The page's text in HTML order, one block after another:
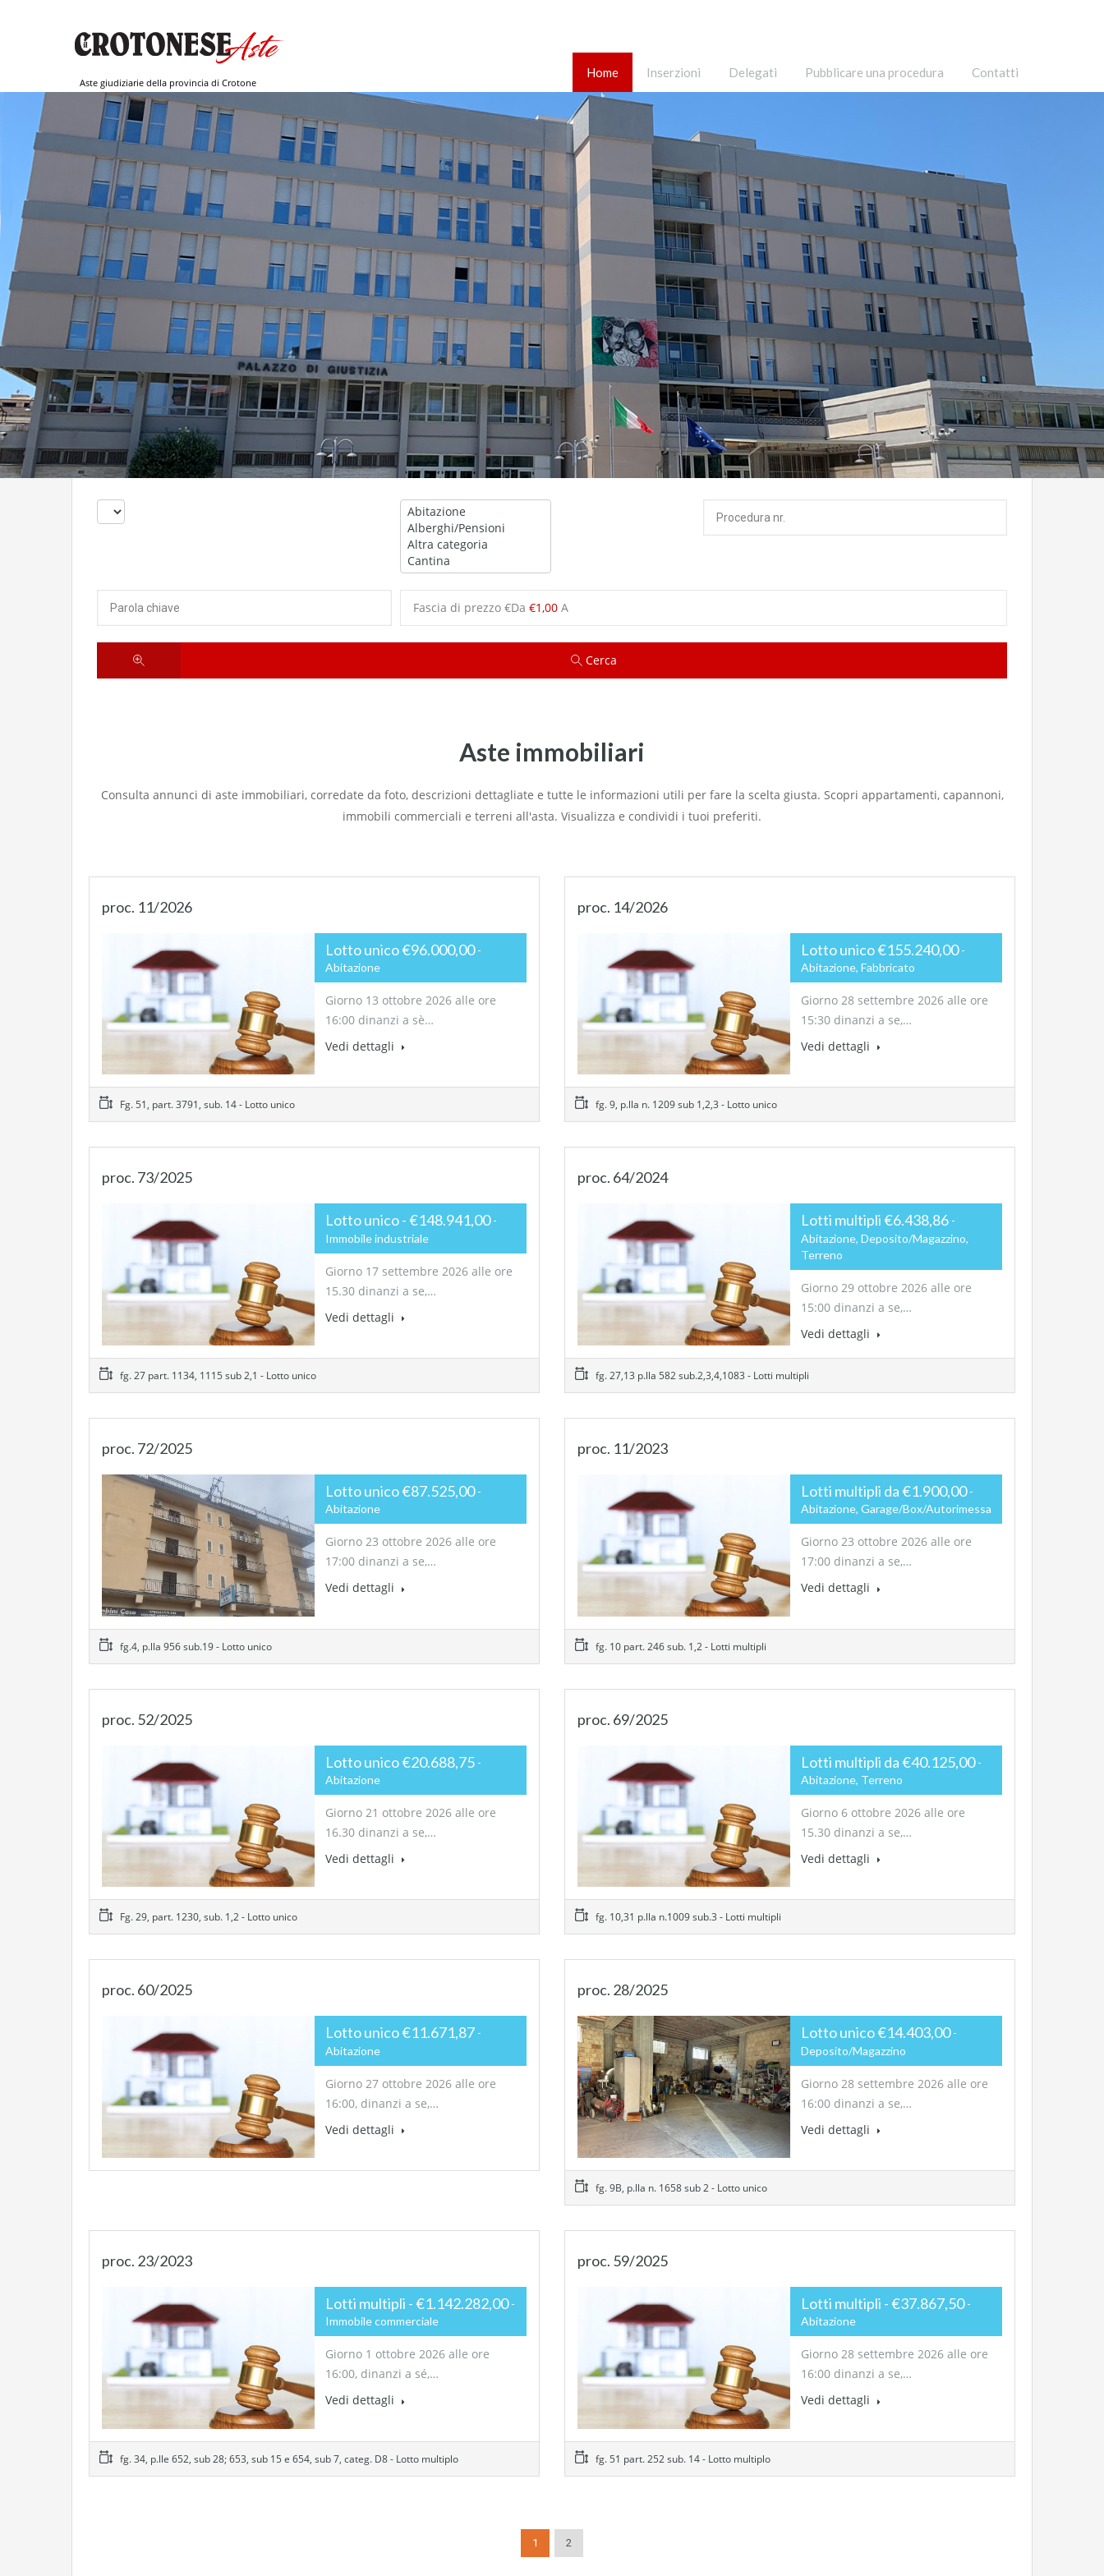
Aste giudiziarie della provincia di Crotone
Home Inserzioni Delegati Pubblicare una procedura Contatti
Fascia di prezzo €Da €1,00A
Cerca
Aste immobiliari
Consulta annunci di aste immobiliari, corredate da foto, descrizioni dettagliate e tutte le informazioni utili per fare la scelta giusta. Scopri appartamenti, capannoni,
immobili commerciali e terreni all'asta. Visualizza e condividi i tuoi preferiti.
proc. 11/2026
Lotto unico €96.000,00
Abitazione
Giorno 13 ottobre 2026 alle ore
16:00 dinanzi a sè…
Vedi dettagli
Fg. 51, part. 3791, sub. 14 - Lotto unico
proc. 14/2026
Lotto unico €155.240,00
Abitazione, Fabbricato
Giorno 28 settembre 2026 alle ore
15:30 dinanzi a se,…
Vedi dettagli
fg. 9, p.lla n. 1209 sub 1,2,3 - Lotto unico
proc. 73/2025
Lotto unico - €148.941,00
Immobile industriale
Giorno 17 settembre 2026 alle ore
15.30 dinanzi a se,…
Vedi dettagli
fg. 27 part. 1134, 1115 sub 2,1 - Lotto unico
proc. 64/2024
Lotti multipli €6.438,86
Abitazione, Deposito/Magazzino,
Terreno
Giorno 29 ottobre 2026 alle ore
15:00 dinanzi a se,…
Vedi dettagli
fg. 27,13 p.lla 582 sub.2,3,4,1083 - Lotti multipli
proc. 72/2025
Lotto unico €87.525,00
Abitazione
Giorno 23 ottobre 2026 alle ore
17:00 dinanzi a se,…
Vedi dettagli
fg.4, p.lla 956 sub.19 - Lotto unico
proc. 11/2023
Lotti multipli da €1.900,00
Abitazione, Garage/Box/Autorimessa
Giorno 23 ottobre 2026 alle ore
17:00 dinanzi a se,…
Vedi dettagli
fg. 10 part. 246 sub. 1,2 - Lotti multipli
proc. 52/2025
Lotto unico €20.688,75
Abitazione
Giorno 21 ottobre 2026 alle ore
16.30 dinanzi a se,…
Vedi dettagli
Fg. 29, part. 1230, sub. 1,2 - Lotto unico
proc. 69/2025
Lotti multipli da €40.125,00
Abitazione, Terreno
Giorno 6 ottobre 2026 alle ore
15.30 dinanzi a se,…
Vedi dettagli
fg. 10,31 p.lla n.1009 sub.3 - Lotti multipli
proc. 60/2025
Lotto unico €11.671,87
Abitazione
Giorno 27 ottobre 2026 alle ore
16:00, dinanzi a se,…
Vedi dettagli
proc. 28/2025
Lotto unico €14.403,00
Deposito/Magazzino
Giorno 28 settembre 2026 alle ore
16:00 dinanzi a se,…
Vedi dettagli
fg. 9B, p.lla n. 1658 sub 2 - Lotto unico
proc. 23/2023
Lotti multipli - €1.142.282,00
Immobile commerciale
Giorno 1 ottobre 2026 alle ore
16:00, dinanzi a sé,…
Vedi dettagli
fg. 34, p.lle 652, sub 28; 653, sub 15 e 654, sub 7, categ. D8 - Lotto multiplo
proc. 59/2025
Lotti multipli - €37.867,50
Abitazione
Giorno 28 settembre 2026 alle ore
16:00 dinanzi a se,…
Vedi dettagli
fg. 51 part. 252 sub. 14 - Lotto multiplo
1 2